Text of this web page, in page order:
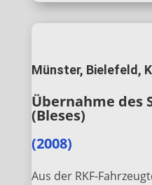
Münster, Bielefeld,
Übernahme des
(Bleses)
(2008)
Aus der RKF-